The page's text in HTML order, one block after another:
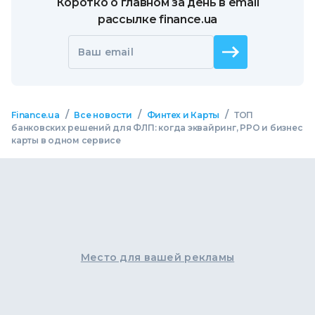
рассылке finance.ua
Ваш email
Finance.ua / Все новости / Финтех и Карты / ТОП
банковских решений для ФЛП: когда эквайринг, РРО и бизнес
карты в одном сервисе
Место для вашей рекламы